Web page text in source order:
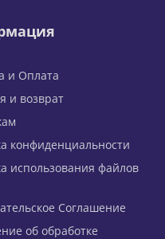
и Оплата
и возврат
конфиденциальности
использования файлов
Соглашение
об обработке